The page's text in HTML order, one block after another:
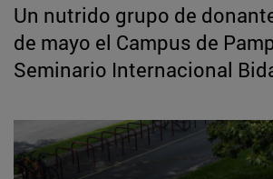
Un nutrido grupo de
de mayo el Campus de
Seminario Internacional